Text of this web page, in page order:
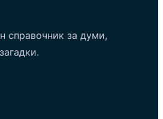
справочник за думи,